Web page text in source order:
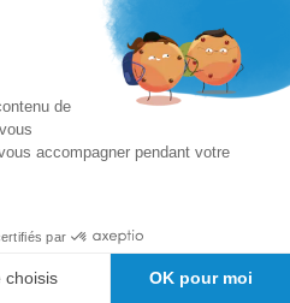
que vous pourriez aimer !
Conseil avant vente
prix du web
de
accompagner pendant votre
par
choisis OK pour moi